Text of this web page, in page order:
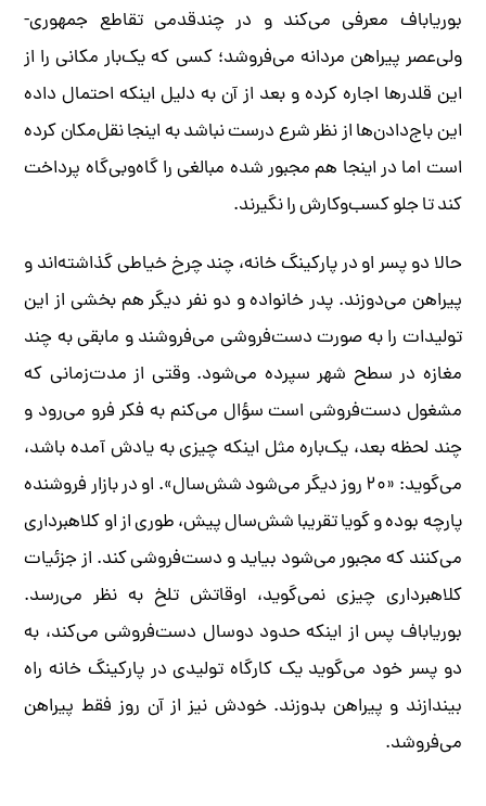
بوریاباف معرفی می‌کند و در چندقدمی تقاطع جمهوری-
ولی‌عصر پیراهن مردانه می‌فروشد؛ کسی که یک‌بار مکانی را از
این قلدرها اجاره کرده و بعد از آن به دلیل اینکه احتمال داده
این باج‌دادن‌ها از نظر شرع درست نباشد به اینجا نقل‌مکان کرده
است اما در اینجا هم مجبور شده مبالغی را گاه‌و‌بی‌گاه پرداخت
کند تا جلو کسب‌وکارش را نگیرند.
حالا دو پسر او در پارکینگ خانه، چند چرخ خیاطی گذاشته‌اند و
پیراهن می‌دوزند. پدر خانواده و دو نفر دیگر هم بخشی از این
تولیدات را به صورت دست‌فروشی می‌فروشند و مابقی به چند
مغازه در سطح شهر سپرده می‌شود. وقتی از مدت‌زمانی که
مشغول دست‌فروشی است سؤال می‌کنم به فکر فرو می‌رود و
چند لحظه بعد، یک‌باره مثل اینکه چیزی به یادش آمده باشد،
می‌گوید: «۲۰ روز دیگر می‌شود شش‌سال». او در بازار فروشنده
پارچه بوده و گویا تقریبا شش‌سال پیش، طوری از او کلاهبرداری
می‌کنند که مجبور می‌شود بیاید و دست‌فروشی کند. از جزئیات
کلاهبرداری چیزی نمی‌گوید، اوقاتش تلخ به نظر می‌رسد.
بوریاباف پس از اینکه حدود دوسال دست‌فروشی می‌کند، به
دو پسر خود می‌گوید یک کارگاه تولیدی در پارکینگ خانه راه‌
بیندازند و پیراهن بدوزند. خودش نیز از آن روز فقط پیراهن
می‌فروشد.